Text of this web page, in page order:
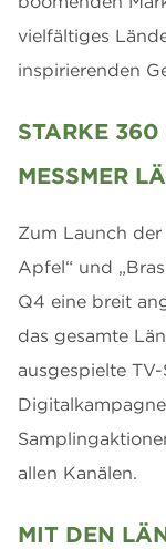
vielfältiges
inspirierenden
STARKE
MESSMER
Zum Launch
Apfel“ und
Q4 eine breit
das gesamte
ausgespielte
allen Kanälen.
MIT DEN